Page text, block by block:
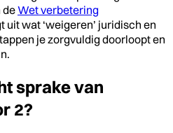
deWet verbetering
uit wat ‘weigeren’ juridisch en
je zorgvuldig doorloopt en
sprake van
2?